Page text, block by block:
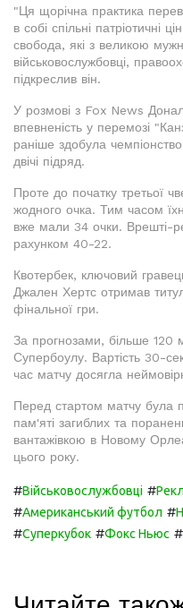
"Ця щорічна практика
в собі спільні патріотичні
свобода, які з великою
військовослужбовці,
підкреслив він.
У розмові з Fox News
впевненість у перемозі
раніше здобула
двічі підряд.
Проте до початку третьої
жодного очка. Тим часом
вже мали 34 очки. Врешті-
рахунком 40-22.
Квотербек, ключовий
Джален Хертс отримав
фінальної гри.
За прогнозами, більше 120
Супербоулу. Вартість 30-
час матчу досягла
Перед стартом матчу була
пам'яті загиблих та
вантажівкою в Новому
цього року.
#Військовослужбовці #
#Американський футбол #
#Суперкубок #Фокс Ньюс #